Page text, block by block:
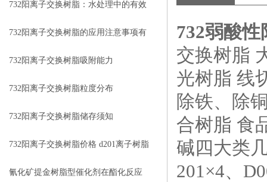
732阳离子交换树脂：水处理中的有效
去离子工具
732阳离子交换树脂的应用注意事项有
哪些？
732阳离子交换树脂吸附能力
732阳离子交换树脂粒度分布
732阳离子交换树脂储存须知
732阳离子交换树脂价格 d201离子树脂
氰化矿提金树脂型催化剂在酯化反应
732弱酸
交换树脂
光树脂 线
除铁、除
合树脂 食
碱四大类
201×4、